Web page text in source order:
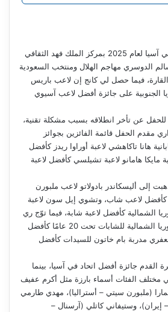
أقيم حفل جوائز الأفضل في آسيا لعام 2025 بمركز الملك فهد الثقافي
الدوسري مهاجم الهلال ومنتخب السعودية
فيما حصل لي كانج إن لاعب باريس
الجنوبية على جائزة أفضل لاعب آسيوي
للحفل عن تأخر انطلاقه بسبب مشكلة تقنية،
مقدم الحفل قائمة الفائزين بجوائز
هانا تاكاهشي لاعبة أوراوا ريدز كأفضل
مايكا هامانو لاعبة تشيلسي كأفضل لاعبة
إلى أليسكاندر بادولاتو لاعب ملبورن
كأفضل لاعب شاب، وتشوي إيل سون لاعبة
كوريا الشمالية كأفضل لاعبة شابة، فيما توّج ري
سونج هو مدرب منتخب كوريا الشمالية للشابات تحت 20 عامًا كأفضل
مدربة بام خاتون للسيدات كأفضل
القدم جائزة أفضل اتحاد في آسيا، بينما
الفئات أسماء بارزة مثل أكرم عفيف
(ملبورن سيتي – أستراليا)، مهدي طارمي
إيران)، وستيفاني كاتلي (آرسنال –